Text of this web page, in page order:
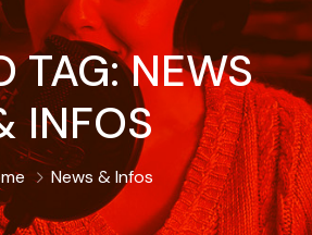
TAG:NEWS
INFOS
News & Infos